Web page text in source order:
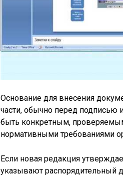
Основание для внесения
части, обычно перед подписью
быть конкретным,
нормативными требованиями
Если новая редакция
указывают распорядительный